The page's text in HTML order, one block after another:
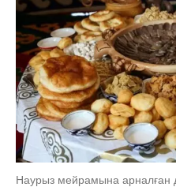
Наурыз мейрамына арналған